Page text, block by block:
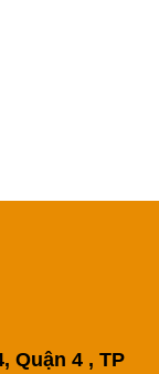
Quận 4 , TP